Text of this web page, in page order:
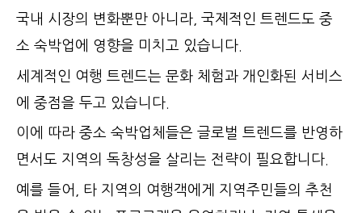
국내 시장의 변화뿐만 아니라, 국제적인 트렌드도 중
소 숙박업에 영향을 미치고 있습니다.
세계적인 여행 트렌드는 문화 체험과 개인화된 서비스
에 중점을 두고 있습니다.
이에 따라 중소 숙박업체들은 글로벌 트렌드를 반영하
면서도 지역의 독창성을 살리는 전략이 필요합니다.
예를 들어, 타 지역의 여행객에게 지역주민들의 추천